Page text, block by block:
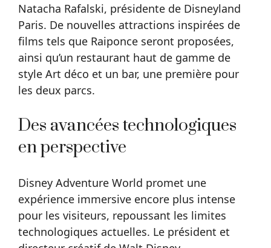
Natacha Rafalski, présidente de Disneyland
Paris. De nouvelles attractions inspirées de
films tels que Raiponce seront proposées,
ainsi qu’un restaurant haut de gamme de
style Art déco et un bar, une première pour
les deux parcs.
Des avancées technologiques
en perspective
Disney Adventure World promet une
expérience immersive encore plus intense
pour les visiteurs, repoussant les limites
technologiques actuelles. Le président et